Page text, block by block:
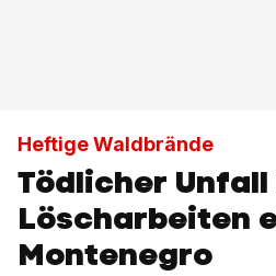
Heftige Waldbrände
Tödlicher Unfall
Löscharbeiten
Montenegro